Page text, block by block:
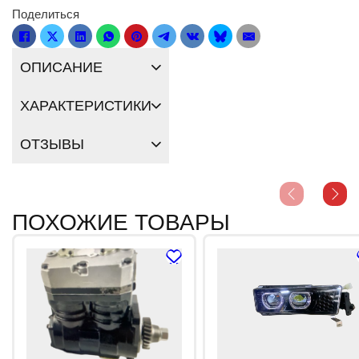
Поделиться
ОПИСАНИЕ
ХАРАКТЕРИСТИКИ
ОТЗЫВЫ
ПОХОЖИЕ ТОВАРЫ